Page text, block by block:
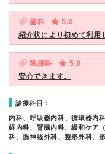
歯科
5.0
紹介状により初めて利用
乳腺科
5.0
安心できます。
診療科目：
内科、呼吸器内科、循環器内
経内科、腎臓内科、緩和ケア
科、脳神経外科、整形外科、